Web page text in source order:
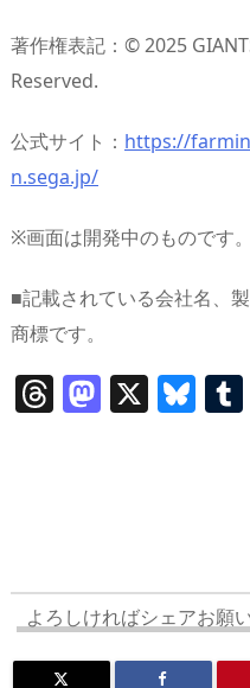
著作権表記：© 2025
Reserved.
公式サイト： https://
n.sega.jp/
※画面は開発中のものです。
■記載されている会社名、
商標です。
T
s
M
o
n
X Bl
よろしければシェアお願